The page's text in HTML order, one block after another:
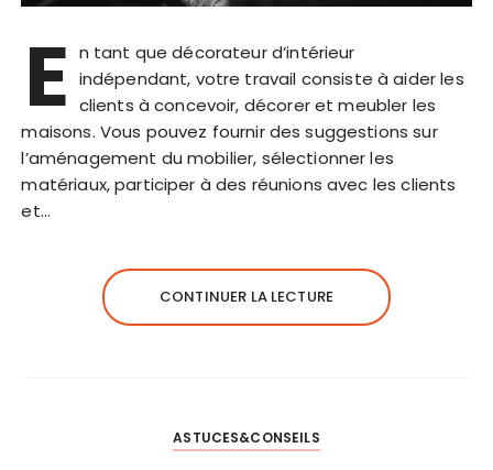
E n tant que décorateur d’intérieur
indépendant, votre travail consiste à aider les
clients à concevoir, décorer et meubler les
maisons. Vous pouvez fournir des suggestions sur
l’aménagement du mobilier, sélectionner les
matériaux, participer à des réunions avec les clients
et…
CONTINUER LA LECTURE
ASTUCES&CONSEILS